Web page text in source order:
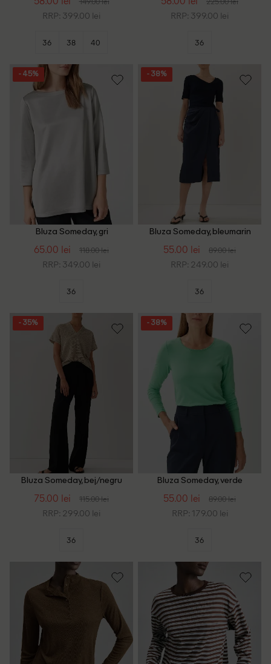
RRP: 399.00 lei
36 38 40
RRP: 399.00 lei
36
- 45%
Bluza Someday, gri
65.00 lei 118.00 lei
RRP: 349.00 lei
36
- 38%
Bluza Someday, bleumarin
55.00 lei 89.00 lei
RRP: 249.00 lei
36
- 35%
Bluza Someday, bej/negru
75.00 lei 115.00 lei
RRP: 299.00 lei
36
- 38%
Bluza Someday, verde
55.00 lei 89.00 lei
RRP: 179.00 lei
36